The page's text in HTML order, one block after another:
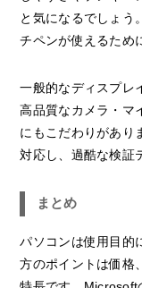
と気になるでしょう
チペンが使えるため
一般的なディスプレ
高品質なカメラ・マ
にもこだわりがあり
対応し、過酷な検証
まとめ
パソコンは使用目的
方のポイントは価格